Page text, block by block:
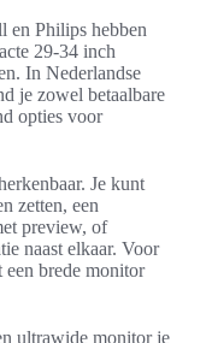
en Philips hebben
29-34 inch
In Nederlandse
je zowel betaalbare
opties voor
Je kunt
zetten, een
preview, of
naast elkaar. Voor
brede monitor
ultrawide monitor je